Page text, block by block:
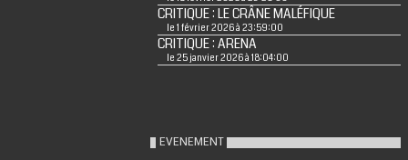
CRITIQUE : LE CRÂNE MALÉFIQUE
le 1 février 2026 à 23:59:00
CRITIQUE : ARENA
le 25 janvier 2026 à 18:04:00
EVENEMENT